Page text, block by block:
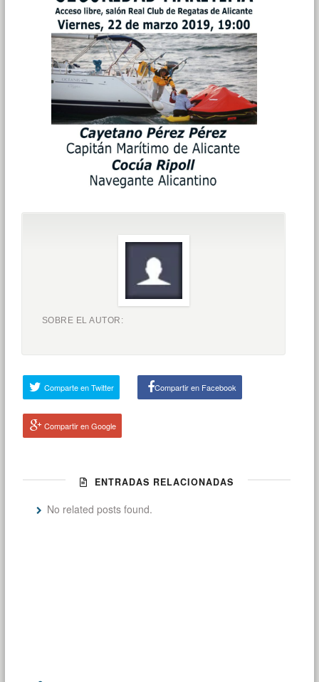
SOBRE EL AUTOR:
Comparte en Twitter Compartir en Facebook
Compartir en Google
ENTRADAS RELACIONADAS
No related posts found.